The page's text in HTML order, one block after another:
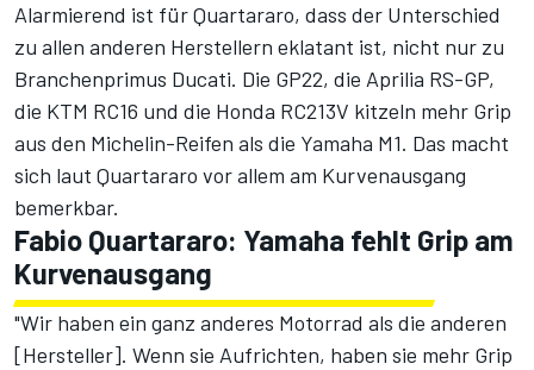
Alarmierend ist für Quartararo, dass der Unterschied
zu allen anderen Herstellern eklatant ist, nicht nur zu
Branchenprimus Ducati. Die GP22, die Aprilia RS-GP,
die KTM RC16 und die Honda RC213V kitzeln mehr Grip
aus den Michelin-Reifen als die Yamaha M1. Das macht
sich laut Quartararo vor allem am Kurvenausgang
bemerkbar.
Fabio Quartararo: Yamaha fehlt Grip am
Kurvenausgang
"Wir haben ein ganz anderes Motorrad als die anderen
[Hersteller]. Wenn sie Aufrichten, haben sie mehr Grip